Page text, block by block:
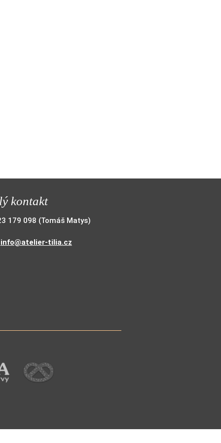
kontakt
179 098 (Tomáš Matys)
info@atelier-tilia.cz